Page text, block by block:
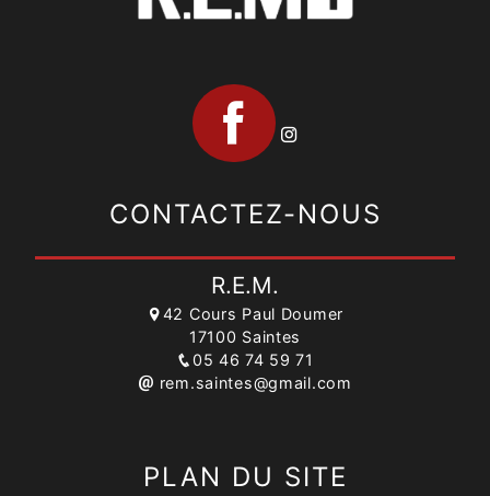
CONTACTEZ-NOUS
R.E.M.
42 Cours Paul Doumer
17100 Saintes
05 46 74 59 71
rem.saintes@gmail.com
PLAN DU SITE